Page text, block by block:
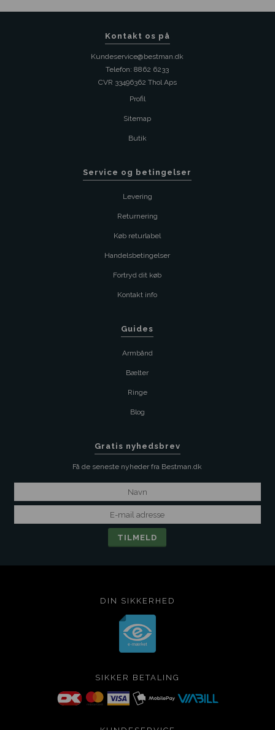
Kontakt os på
Kundeservice@bestman.dk
Telefon: 8862 6233
CVR 33496362 Thol Aps
Profil
Sitemap
Butik
Service og betingelser
Levering
Returnering
Køb returlabel
Handelsbetingelser
Fortryd dit køb
Kontakt info
Guides
Armbånd
Bælter
Ringe
Blog
Gratis nyhedsbrev
Få de seneste nyheder fra Bestman.dk
DIN SIKKERHED
SIKKER BETALING